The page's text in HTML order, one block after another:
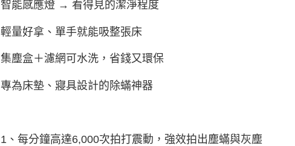
智能感應燈 → 看得見的潔淨程度
輕量好拿、單手就能吸整張床
集塵盒＋濾網可水洗，省錢又環保
專為床墊、寢具設計的除蟎神器
1、每分鐘高達6,000次拍打震動，強效拍出塵蟎與灰塵